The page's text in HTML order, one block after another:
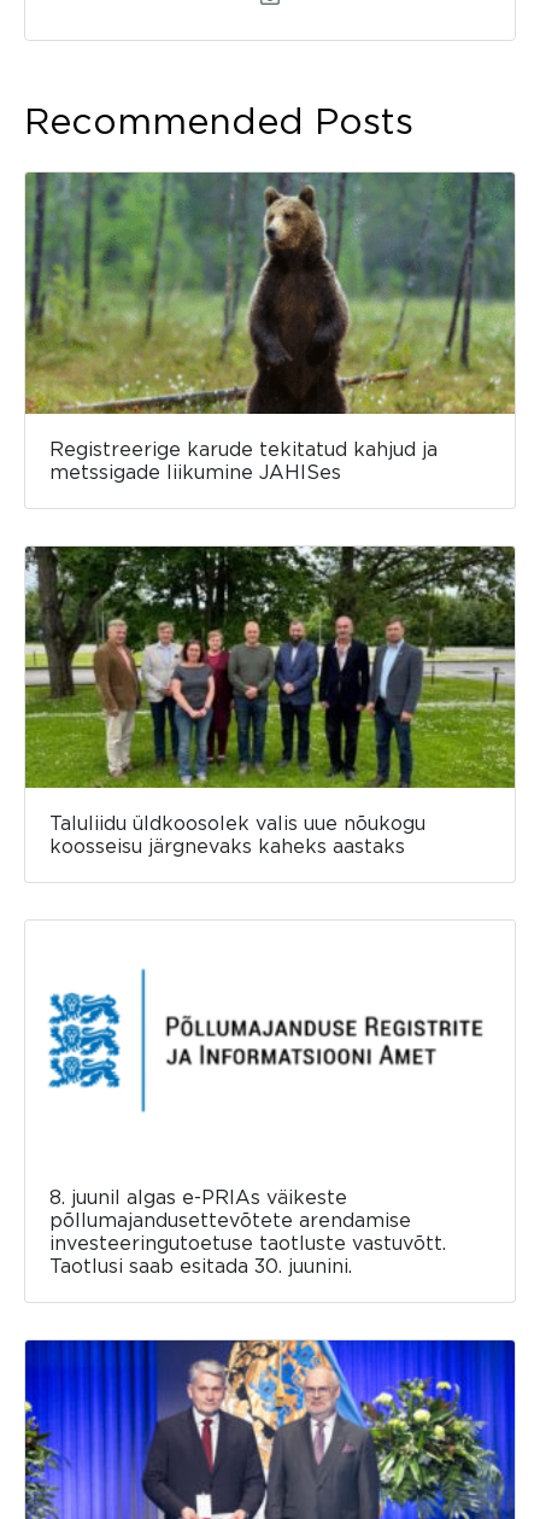
Recommended Posts
Registreerige karude tekitatud kahjud ja
metssigade liikumine JAHISes
Taluliidu üldkoosolek valis uue nõukogu
koosseisu järgnevaks kaheks aastaks
8. juunil algas e-PRIAs väikeste
põllumajandusettevõtete arendamise
investeeringutoetuse taotluste vastuvõtt.
Taotlusi saab esitada 30. juunini.